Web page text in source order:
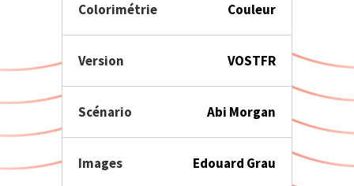
Colorimétrie Couleur
Version VOSTFR
Scénario Abi Morgan
Images Edouard Grau